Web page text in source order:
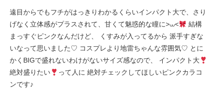
遠目からでもフチがはっきりわかるくらいインパクト大で、さり
げなく立体感がプラスされて、甘くて魅惑的な瞳に‎>⩊<
結構
まっすぐピンクなんだけど、 くすみが入ってるから 派手すぎな
いなって思いました♡ コスプレより地雷ちゃんな雰囲気♡ とに
かくBIGで盛れないわけがないサイズ感なので、 インパクト大
絶対盛りたい
って人に 絶対チェックしてほしいピンクカラコ
ンです♪